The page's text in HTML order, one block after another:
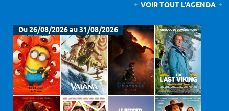
VOIR TOUT L'AGENDA
Du 26/08/2026 au 31/08/2026